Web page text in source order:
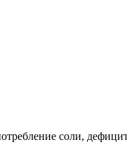
соли,